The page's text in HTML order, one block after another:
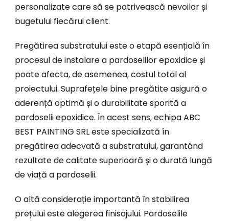
personalizate care să se potrivească nevoilor și
bugetului fiecărui client.
Pregătirea substratului este o etapă esențială în
procesul de instalare a pardoselilor epoxidice și
poate afecta, de asemenea, costul total al
proiectului. Suprafețele bine pregătite asigură o
aderență optimă și o durabilitate sporită a
pardoselii epoxidice. În acest sens, echipa ABC
BEST PAINTING SRL este specializată în
pregătirea adecvată a substratului, garantând
rezultate de calitate superioară și o durată lungă
de viață a pardoselii.
O altă considerație importantă în stabilirea
prețului este alegerea finisajului. Pardoselile